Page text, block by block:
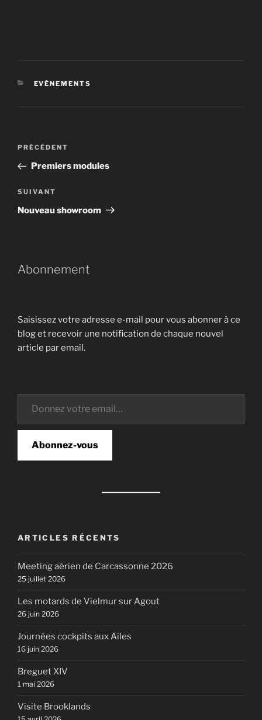
CATÉGORIES
EVÈNEMENTS
Navigation
l’article
Article
précédent
PRÉCÉDENT
Premiers modules
Article
suivant
SUIVANT
Nouveau showroom
Abonnement
Saisissez votre adresse e-mail pour vous abonner à ce
blog et recevoir une notification de chaque nouvel
article par email.
Donnez votre email…
Abonnez-vous
ARTICLES RÉCENTS
Meeting aérien de Carcassonne 2026
25 juillet 2026
Les motards de Vielmur sur Agout
26 juin 2026
Journées cockpits aux Ailes
16 juin 2026
Breguet XIV
1 mai 2026
Visite Brooklands